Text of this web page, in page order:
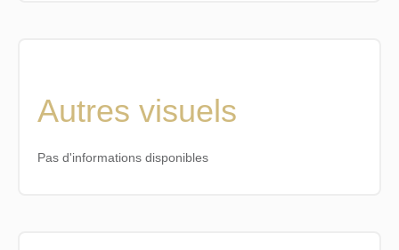
Autres visuels
Pas d'informations disponibles